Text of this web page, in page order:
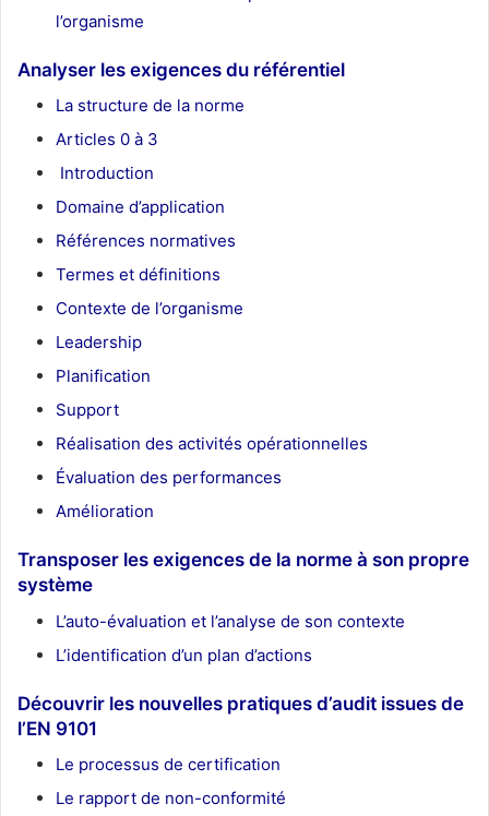
l’organisme
Analyser les exigences du référentiel
La structure de la norme
Articles 0 à 3
Introduction
Domaine d’application
Références normatives
Termes et définitions
Contexte de l’organisme
Leadership
Planification
Support
Réalisation des activités opérationnelles
Évaluation des performances
Amélioration
Transposer les exigences de la norme à son propre
système
L’auto-évaluation et l’analyse de son contexte
L’identification d’un plan d’actions
Découvrir les nouvelles pratiques d’audit issues de
l’EN 9101
Le processus de certification
Le rapport de non-conformité